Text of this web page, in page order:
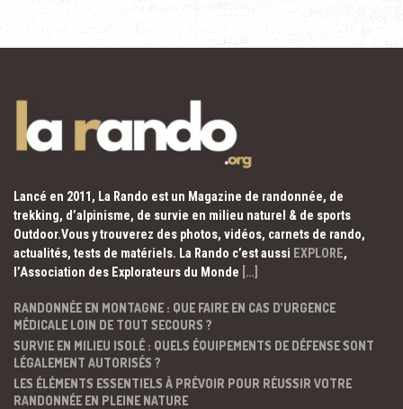
Lancé en 2011, La Rando est un Magazine de randonnée, de
trekking, d’alpinisme, de survie en milieu naturel & de sports
Outdoor.Vous y trouverez des photos, vidéos, carnets de rando,
actualités, tests de matériels. La Rando c’est aussi EXPLORE,
l’Association des Explorateurs du Monde […]
RANDONNÉE EN MONTAGNE : QUE FAIRE EN CAS D’URGENCE
MÉDICALE LOIN DE TOUT SECOURS ?
SURVIE EN MILIEU ISOLÉ : QUELS ÉQUIPEMENTS DE DÉFENSE SONT
LÉGALEMENT AUTORISÉS ?
LES ÉLÉMENTS ESSENTIELS À PRÉVOIR POUR RÉUSSIR VOTRE
RANDONNÉE EN PLEINE NATURE